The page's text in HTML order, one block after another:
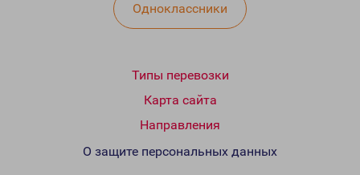
Одноклассники
Типы перевозки
Карта сайта
Направления
О защите персональных данных